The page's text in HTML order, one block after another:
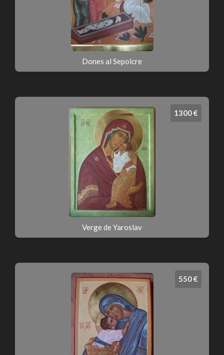
Dones al Sepolcre
1300 €
Verge de Yaroslav
550 €